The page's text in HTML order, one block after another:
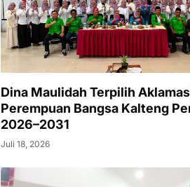
Dina Maulidah Terpilih
Perempuan Bangsa Kalteng
2026–2031
Juli 18, 2026